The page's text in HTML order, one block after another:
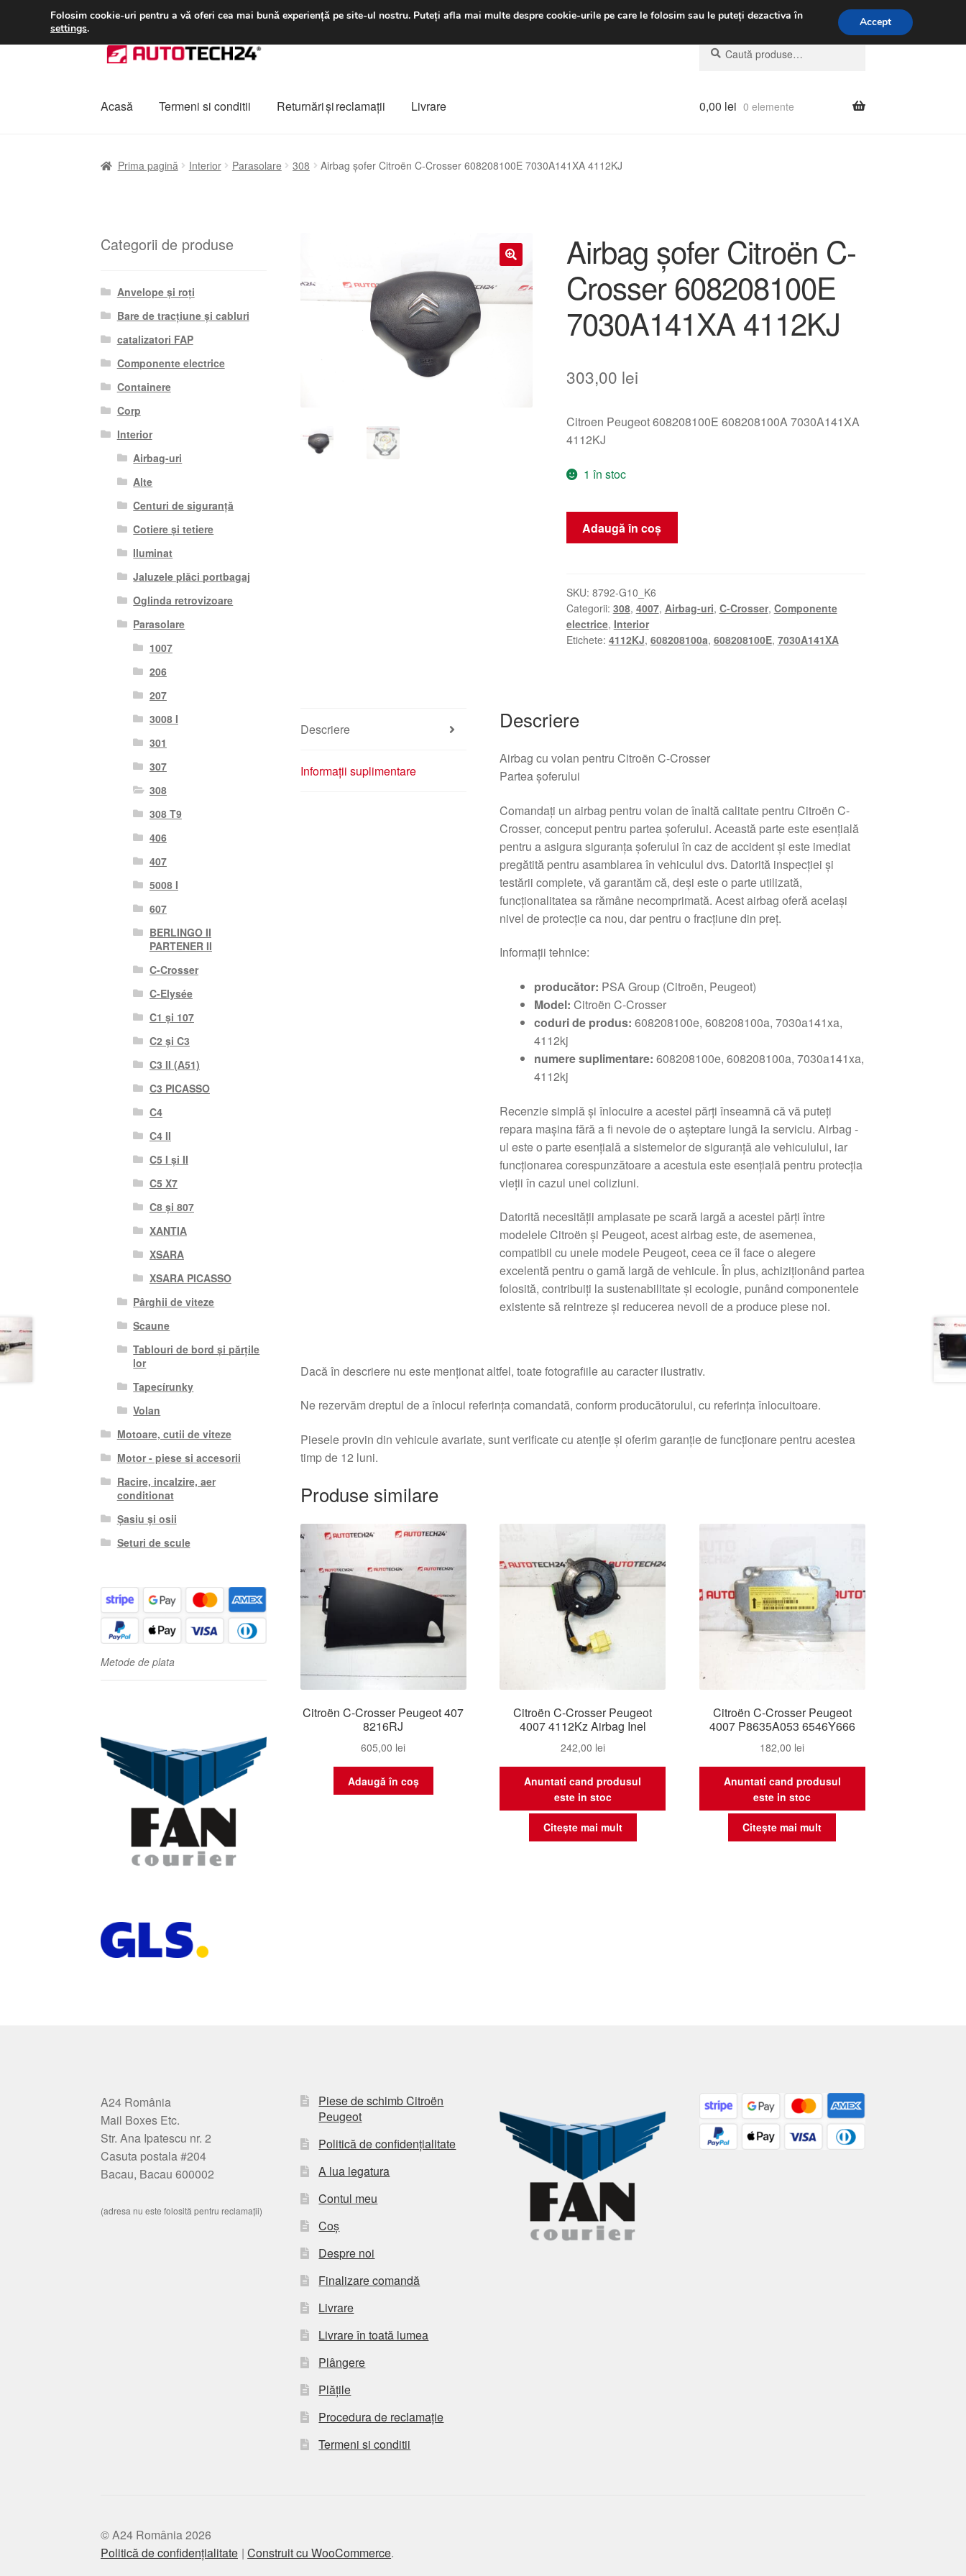
LIVRARE de la 33 lei luni-vineri 9 a.m. - 4 p.m.031 229 6816
Sari
la
Sari
la
Caută
după:
Caută
Acasă Termeni si conditii Returnări şi reclamații Livrare 0,00 lei 0 elemente
Prima pagină Interior Parasolare 308 Airbag șofer Citroën C-Crosser 608208100E 7030A141XA 4112KJ
Airbag șofer Citroën C-
Crosser 608208100E
7030A141XA 4112KJ
303,00 lei
Citroen Peugeot 608208100E 608208100A 7030A141XA
4112KJ
1 în stoc
Cantitate
Airbag
C-
Crosser
608208100E
7030A141XA
Adaugă în coș
SKU: 8792-G10_K6
Categorii: 308, 4007, Airbag-uri, C-Crosser, Componente
electrice, Interior
Etichete: 4112KJ, 608208100a, 608208100E, 7030A141XA
Descriere
Informații suplimentare
Descriere
Airbag cu volan pentru Citroën C-Crosser
Partea șoferului
Comandați un airbag pentru volan de înaltă calitate pentru Citroën C-
Crosser, conceput pentru partea șoferului. Această parte este esențială
pentru a asigura siguranța șoferului în caz de accident și este imediat
pregătită pentru asamblarea în vehiculul dvs. Datorită inspecției și
testării complete, vă garantăm că, deși este o parte utilizată,
funcționalitatea sa rămâne necomprimată. Acest airbag oferă același
nivel de protecție ca nou, dar pentru o fracțiune din preț.
Informații tehnice:
producător: PSA Group (Citroën, Peugeot)
Model:Citroën C-Crosser
coduri de produs:608208100e, 608208100a, 7030a141xa,
4112kj
numere suplimentare:608208100e, 608208100a, 7030a141xa,
4112kj
Recenzie simplă și înlocuire a acestei părți înseamnă că vă puteți
repara mașina fără a fi nevoie de o așteptare lungă la serviciu. Airbag -
ul este o parte esențială a sistemelor de siguranță ale vehiculului, iar
funcționarea corespunzătoare a acestuia este esențială pentru protecția
vieții în cazul unei coliziuni.
Datorită necesității amplasate pe scară largă a acestei părți între
modelele Citroën și Peugeot, acest airbag este, de asemenea,
compatibil cu unele modele Peugeot, ceea ce îl face o alegere
excelentă pentru o gamă largă de vehicule. În plus, achiziționând partea
folosită, contribuiți la sustenabilitate și ecologie, punând componentele
existente să reintreze și reducerea nevoii de a produce piese noi.
Dacă în descriere nu este menționat altfel, toate fotografiile au caracter ilustrativ.
Ne rezervăm dreptul de a înlocui referința comandată, conform producătorului, cu referința înlocuitoare.
Piesele provin din vehicule avariate, sunt verificate cu atenție și oferim garanție de funcționare pentru acestea
timp de 12 luni.
Produse similare
Citroën C-Crosser Peugeot 407
8216RJ
605,00 lei
Adaugă în coș
Citroën C-Crosser Peugeot
4007 4112Kz Airbag Inel
242,00 lei
Anuntati cand produsul
este in stoc
Citește mai mult
Citroën C-Crosser Peugeot
4007 P8635A053 6546Y666
182,00 lei
Anuntati cand produsul
este in stoc
Citește mai mult
Categorii de produse
Anvelope și roți
Bare de tracțiune și cabluri
catalizatori FAP
Componente electrice
Containere
Corp
Interior
Airbag-uri
Alte
Centuri de siguranță
Cotiere și tetiere
Iluminat
Jaluzele plăci portbagaj
Oglinda retrovizoare
Parasolare
1007
206
207
3008 I
301
307
308
308 T9
406
407
5008 I
607
BERLINGO II
PARTENER II
C-Crosser
C-Elysée
C1 și 107
C2 și C3
C3 II (A51)
C3 PICASSO
C4
C4 II
C5 I și II
C5 X7
C8 și 807
XANTIA
XSARA
XSARA PICASSO
Pârghii de viteze
Scaune
Tablouri de bord și părțile
lor
Tapecírunky
Volan
Motoare, cutii de viteze
Motor - piese si accesorii
Racire, incalzire, aer
conditionat
Șasiu și osii
Seturi de scule
Metode de plata
A24 România
Mail Boxes Etc.
Str. Ana Ipatescu nr. 2
Casuta postala #204
Bacau, Bacau 600002
(adresa nu este folosită pentru reclamații)
Piese de schimb Citroën
Peugeot
Politică de confidențialitate
A lua legatura
Contul meu
Coș
Despre noi
Finalizare comandă
Livrare
Livrare în toată lumea
Plângere
Plățile
Procedura de reclamație
Termeni si conditii
© A24 România 2026
Politică de confidențialitate Construit cu WooCommerce.
Folosim cookie-uri pentru a vă oferi cea mai bună experiență pe site-ul nostru. Puteți afla mai multe despre cookie-urile pe care le folosim sau le puteți dezactiva în
settings. Accept